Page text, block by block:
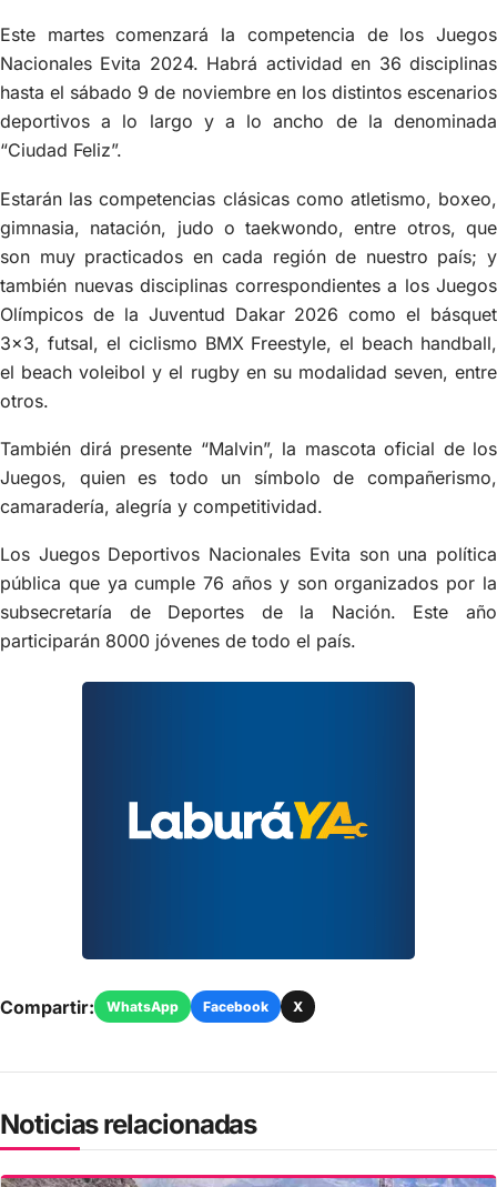
Este martes comenzará la competencia de los Juegos
Nacionales Evita 2024. Habrá actividad en 36 disciplinas
hasta el sábado 9 de noviembre en los distintos escenarios
deportivos a lo largo y a lo ancho de la denominada
“Ciudad Feliz”.
Estarán las competencias clásicas como atletismo, boxeo,
gimnasia, natación, judo o taekwondo, entre otros, que
son muy practicados en cada región de nuestro país; y
también nuevas disciplinas correspondientes a los Juegos
Olímpicos de la Juventud Dakar 2026 como el básquet
3×3, futsal, el ciclismo BMX Freestyle, el beach handball,
el beach voleibol y el rugby en su modalidad seven, entre
otros.
También dirá presente “Malvin”, la mascota oficial de los
Juegos, quien es todo un símbolo de compañerismo,
camaradería, alegría y competitividad.
Los Juegos Deportivos Nacionales Evita son una política
pública que ya cumple 76 años y son organizados por la
subsecretaría de Deportes de la Nación. Este año
participarán 8000 jóvenes de todo el país.
Compartir: WhatsApp Facebook X
Noticias relacionadas